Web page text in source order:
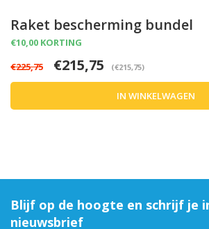
Raket bescherming bundel
€10,00 KORTING
€225,75
€215,75 (€215,75)
IN WINKELWAGEN
Blijf op de hoogte en schrijf je
nieuwsbrief